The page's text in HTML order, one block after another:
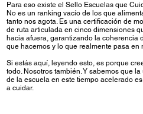
Para eso existe el Sello Escuelas que
No es un ranking vacío de los que
tanto nos agota. Es una certificación de
de ruta articulada en cinco dimensiones
hacia afuera, garantizando la coherencia
que hacemos y lo que realmente pasa en
Si estás aquí, leyendo esto, es porque
todo. Nosotros también. Y sabemos que
de la escuela en este tiempo acelerado
a cuidar.